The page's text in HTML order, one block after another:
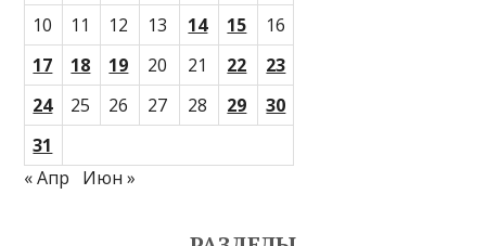
10
11 12 13 14 15
16
17
18 19 20 21 22
23
24
25 26 27 28 29
30
31
« Апр
Июн »